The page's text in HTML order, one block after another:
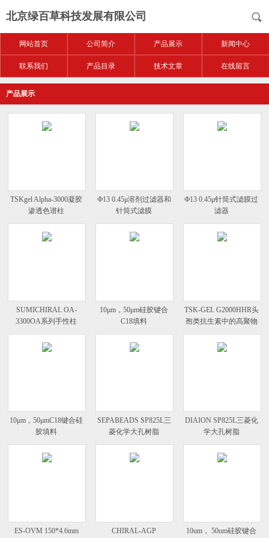
北京绿百草科技发展有限公司
网站首页 公司简介 产品展示 新闻中心
联系我们 产品目录 技术文章 在线留言
产品展示
TSKgel Alpha-3000凝胶
渗透色谱柱
Ф13 0.45μ溶剂过滤器和
针筒式滤膜
Ф13 0.45μ针筒式滤膜过
滤器
SUMICHIRAL OA-
3300OA系列手性柱
10μm，50μm硅胶键合
C18填料
TSK-GEL G2000HHR头
孢类抗生素中的高聚物
分析色谱柱
10μm，50μmC18键合硅
胶填料
SEPABEADS SP825L三
菱化学大孔树脂
DIAION SP825L三菱化
学大孔树脂
ES-OVM 150*4.6mm
CHIRAL-AGP
10um， 50um硅胶键合